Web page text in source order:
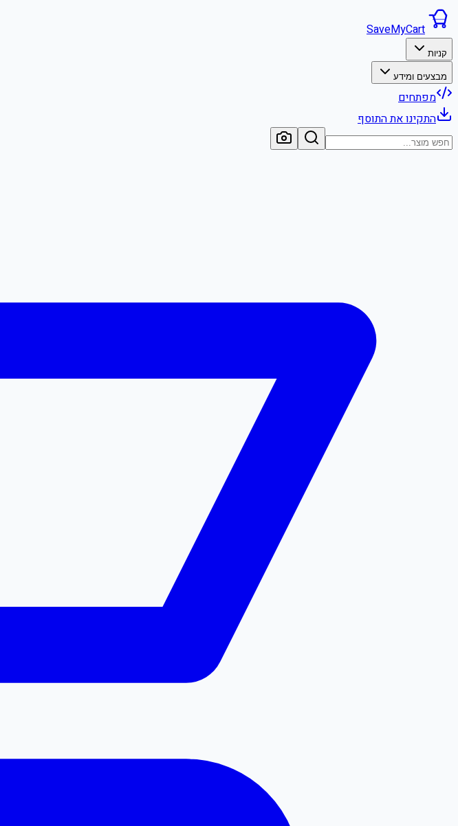
SaveMyCart
קניות
מבצעים ומידע
מפתחים
התקינו את התוסף